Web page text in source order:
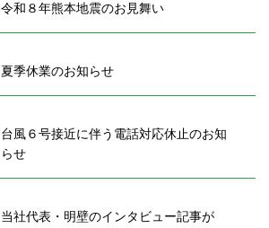
令和８年熊本地震のお見舞い
夏季休業のお知らせ
台風６号接近に伴う電話対応休止のお知
らせ
当社代表・明壁のインタビュー記事が